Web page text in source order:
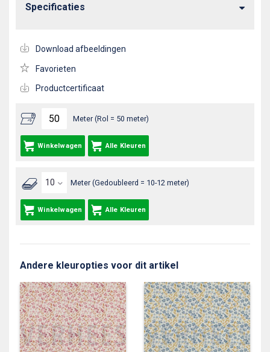
Meter (Rol = 50 meter)
Winkelwagen Alle Kleuren
Meter (Gedoubleerd = 10-12 meter)
Winkelwagen Alle Kleuren
Specificaties
Download afbeeldingen
Favorieten
Productcertificaat
Andere kleuropties voor dit artikel